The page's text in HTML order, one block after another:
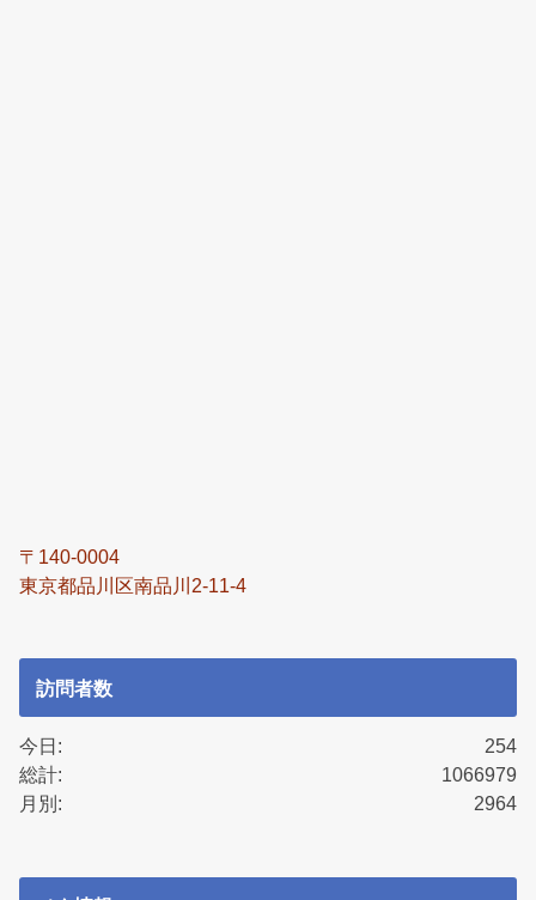
〒140-0004
東京都品川区南品川2-11-4
訪問者数
254
今日:
1066979
総計:
2964
月別: